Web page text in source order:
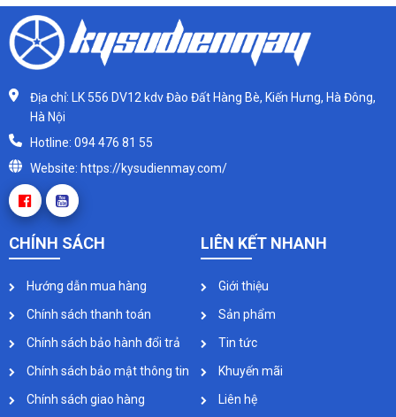
Địa chỉ: LK 556 DV12 kdv Đào Đất Hàng Bè, Kiến Hưng, Hà Đông,
Hà Nội
Hotline: 094 476 81 55
Website: https://kysudienmay.com/
CHÍNH SÁCH
Hướng dẫn mua hàng
Chính sách thanh toán
Chính sách bảo hành đổi trả
Chính sách bảo mật thông tin
Chính sách giao hàng
LIÊN KẾT NHANH
Giới thiệu
Sản phẩm
Tin tức
Khuyến mãi
Liên hệ